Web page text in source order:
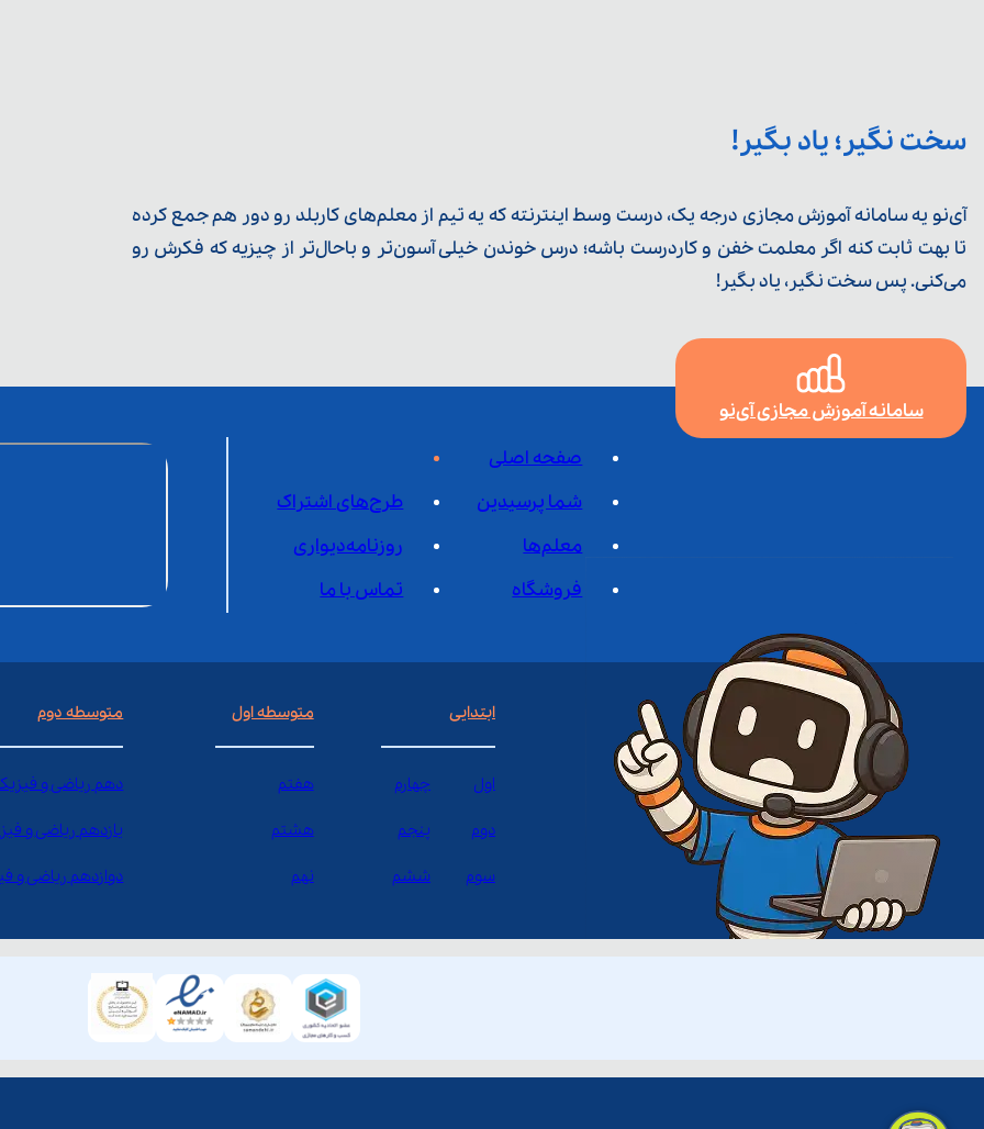
سخت نگیر؛ یاد بگیر!
آی‌نو یه سامانه آموزش مجازی درجه یک، درست وسط اینترنته که یه تیم از معلم‌‌های کاربلد رو دور هم جمع کرده
تا بهت ثابت کنه اگر معلمت خفن و کاردرست باشه؛ درس خوندن خیلی آسون‌تر و باحال‌تر از چیزیه که فکرش رو
می‌کنی. پس سخت نگیر، یاد بگیر!
سامانه آموزش مجازی آی‌نو
صفحه اصلی
شما پرسیدین
طرح‌های اشتراک
معلم‌ها
روزنامه‌دیواری
فروشگاه
تماس با ما
ابتدایی
اول چهارم
دوم پنجم
سوم ششم
متوسطه اول
هفتم
هشتم
نهم
متوسطه دوم
دهم ریاضی و
یازدهم ریاضی و
دوازدهم ریاضی و